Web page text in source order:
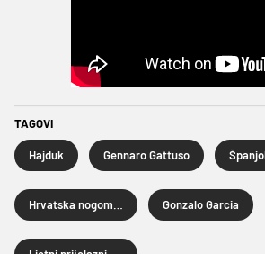
TAGOVI
Hajduk Gennaro Gattuso
Gonzalo Garcia